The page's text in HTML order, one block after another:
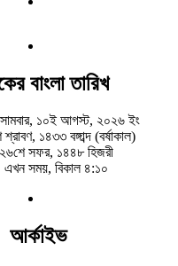
বাংলা তারিখ
১০ই আগস্ট, ২০২৬ ইং
১৪৩৩ বঙ্গাব্দ (বর্ষাকাল)
২৬শে সফর, ১৪৪৮ হিজরী
এখন সময়, বিকাল ৪:১০
আর্কাইভ